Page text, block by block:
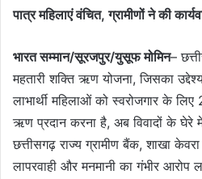
पात्र महिलाएं वंचित, ग्रामीणों ने की
भारत सम्मान/सूरजपुर/युसूफ मोमिन–
महतारी शक्ति ऋण योजना, जिसका
लाभार्थी महिलाओं को स्वरोजगार के
ऋण प्रदान करना है, अब विवादों के
छत्तीसगढ़ राज्य ग्रामीण बैंक, शाखा
लापरवाही और मनमानी का गंभीर आरोप